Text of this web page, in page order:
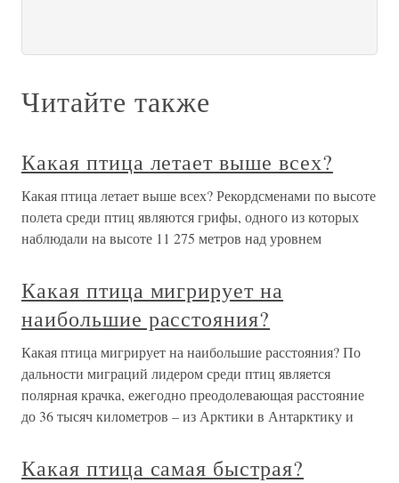
Читайте также
Какая птица летает выше всех?
Какая птица летает выше всех? Рекордсменами по высоте
полета среди птиц являются грифы, одного из которых
наблюдали на высоте 11 275 метров над уровнем
Какая птица мигрирует на
наибольшие расстояния?
Какая птица мигрирует на наибольшие расстояния? По
дальности миграций лидером среди птиц является
полярная крачка, ежегодно преодолевающая расстояние
до 36 тысяч километров – из Арктики в Антарктику и
Какая птица самая быстрая?